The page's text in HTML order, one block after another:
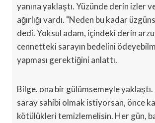
yanına yaklaştı. Yüzünde derin izler
ağırlığı vardı. "Neden bu kadar
dedi. Yoksul adam, içindeki derin
cennetteki sarayın bedelini
yapması gerektiğini anlattı.
Bilge, ona bir gülümsemeyle
saray sahibi olmak istiyorsan, önce
kötülükleri temizlemelisin. Her gün,